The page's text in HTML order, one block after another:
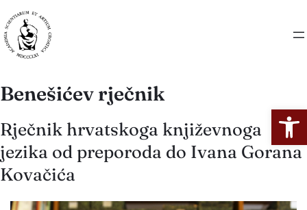
Benešićev rječnik
Rječnik hrvatskoga književnoga
jezika od preporoda do Ivana Gorana
Kovačića